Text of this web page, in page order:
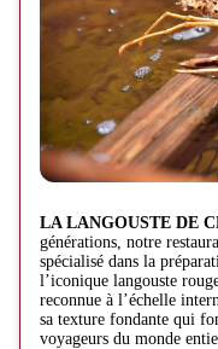
LA LANGOUSTE DE
générations, notre
spécialisé dans la
l’iconique langouste
reconnue à l’échelle
sa texture fondante qui
voyageurs du monde